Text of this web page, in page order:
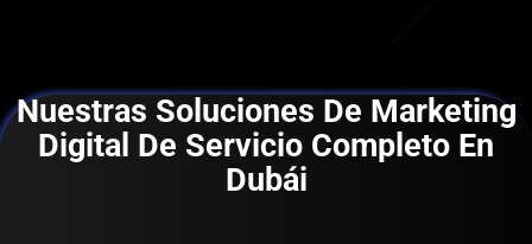
Nuestras Soluciones De Marketing
Digital De Servicio Completo En
Dubái